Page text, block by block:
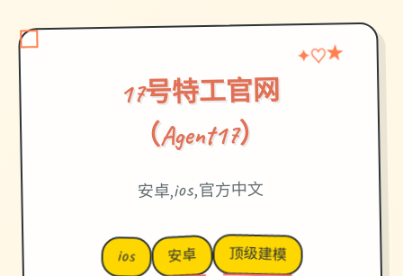
17号特工官网
（Agent17）
✦
♡★
安卓,ios,官方中文
ios 安卓 顶级建模